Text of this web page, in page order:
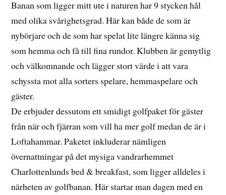
Banan som ligger mitt ute i naturen har 9 stycken hål
med olika svårighetsgrad. Här kan både de som är
nybörjare och de som har spelat lite längre känna sig
som hemma och få till fina rundor. Klubben är gemytlig
och välkomnande och lägger stort värde i att vara
schyssta mot alla sorters spelare, hemmaspelare och
gäster.
De erbjuder dessutom ett smidigt golfpaket för gäster
från när och fjärran som vill ha mer golf medan de är i
Loftahammar. Paketet inkluderar nämligen
övernattningar på det mysiga vandrarhemmet
Charlottenlunds bed & breakfast, som ligger alldeles i
närheten av golfbanan. Här startar man dagen med en